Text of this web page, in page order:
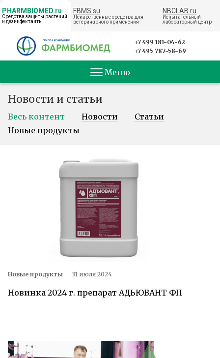
PHARMBIOMED.ru
Средства защиты растений
и дезинфектанты
FBMS.su
Лекарственные средства для
ветеринарного применения
NBCLAB.ru
Испытательный
лабораторный центр
← НА ГЛАВНУЮ
+7 499 181-04-62
+7 495 787-58-69
Меню
Новости и статьи
Весь контент Новости
Статьи
Новые продукты
Новые продукты 31 июля 2024
Новинка 2024 г. препарат АДЬЮВАНТ ФП